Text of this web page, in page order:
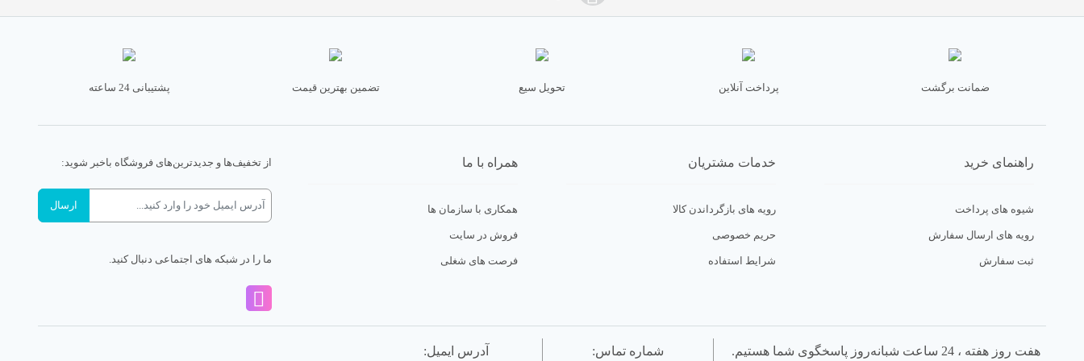
ضمانت برگشت پرداخت آنلاین تحویل سیع تضمین بهترین قیمت پشتیبانی 24 ساعته
راهنمای خرید
شیوه های پرداخت
رویه های ارسال سفارش
ثبت سفارش
خدمات مشتریان
رویه های بازگرداندن کالا
حریم خصوصی
شرایط استفاده
همراه با ما
همکاری با سازمان ها
فروش در سایت
فرصت های شغلی
از تخفیف‌ها و جدیدترین‌های فروشگاه باخبر شوید:
ما را در شبکه های اجتماعی دنبال کنید.
هفت روز هفته ، 24 ساعت شبانه‌روز پاسخگوی شما هستیم. شماره تماس: آدرس ایمیل: